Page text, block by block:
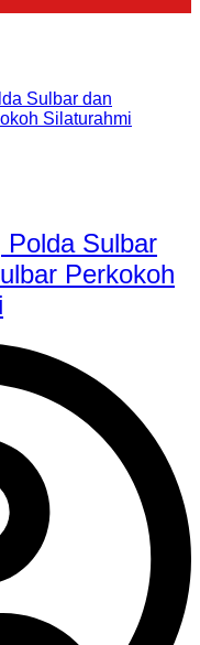
Polda Sulbar
Perkokoh